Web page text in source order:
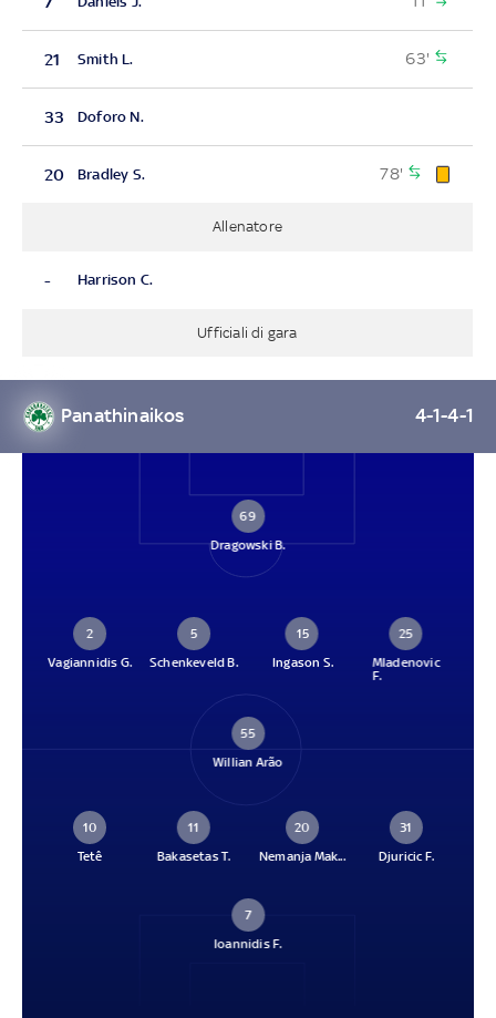
21 Smith L. 63'
33 Doforo N.
20 Bradley S. 78'
Allenatore
- Harrison C.
Ufficiali di gara
Panathinaikos 4-1-4-1
69
Dragowski B.
2
Vagiannidis G.
5
Schenkeveld B.
15
Ingason S.
25
Mladenovic
F.
55
Willian Arão
10
Tetê
11
Bakasetas T.
20
Nemanja Mak...
31
Djuricic F.
7
Ioannidis F.